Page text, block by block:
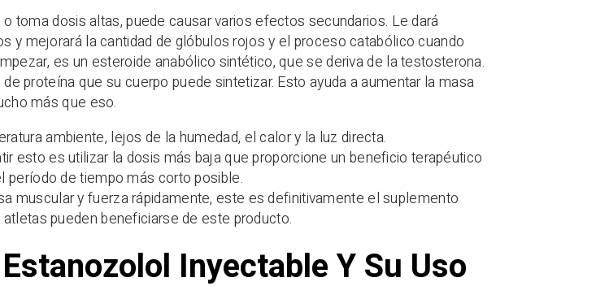
toma dosis altas, puede causar varios efectos secundarios. Le dará
y mejorará la cantidad de glóbulos rojos y el proceso catabólico cuando
es un esteroide anabólico sintético, que se deriva de la testosterona.
proteína que su cuerpo puede sintetizar. Esto ayuda a aumentar la masa
más que eso.
ambiente, lejos de la humedad, el calor y la luz directa.
esto es utilizar la dosis más baja que proporcione un beneficio terapéutico
período de tiempo más corto posible.
muscular y fuerza rápidamente, este es definitivamente el suplemento
pueden beneficiarse de este producto.
Inyectable Y Su Uso